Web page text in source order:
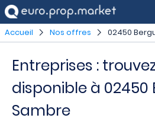
Accueil Nos offres 02450
Entreprises :
disponible à 02450
Sambre